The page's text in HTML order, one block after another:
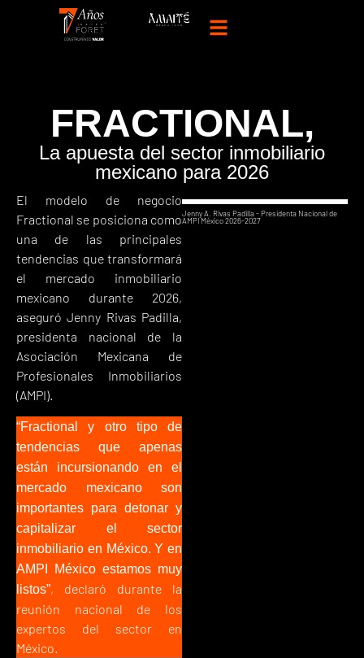
FRACTIONAL,
La apuesta del sector inmobiliario
mexicano para 2026
El modelo de negocio
Fractional se posiciona como
una de las principales
tendencias que transformará
el mercado inmobiliario
mexicano durante 2026,
aseguró Jenny Rivas Padilla,
presidenta nacional de la
Asociación Mexicana de
Profesionales Inmobiliarios
(AMPI).
“Fractional y otro tipo de
tendencias que apenas
están incursionando en el
mercado mexicano son
importantes para detonar y
capitalizar el sector
inmobiliario en México. Y en
AMPI México estamos muy
listos”, declaró durante la
reunión nacional de los
expertos del sector en
México.
Jenny A. Rivas Padilla - Presidenta Nacional de
AMPI México 2026-2027